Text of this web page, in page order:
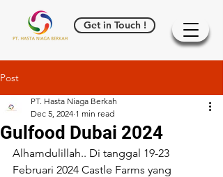
Get in Touch !
Post
Gulfood Dubai 2024
PT. Hasta Niaga Berkah
Dec 5, 2024 1 min read
Alhamdulillah.. Di tanggal 19-23
Februari 2024 Castle Farms yang